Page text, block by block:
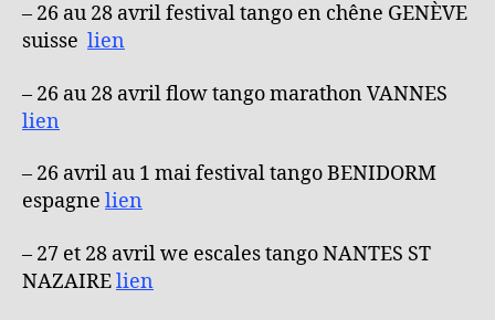
– 26 au 28 avril festival tango en chêne GENÈVE
suisse lien
– 26 au 28 avril flow tango marathon VANNES
lien
– 26 avril au 1 mai festival tango BENIDORM
espagne lien
– 27 et 28 avril we escales tango NANTES ST
NAZAIRElien